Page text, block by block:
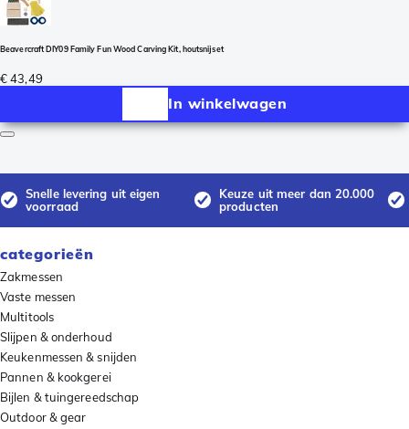
Beavercraft DIY09 Family Fun Wood Carving Kit, houtsnijset
€ 43,49
In winkelwagen
Snelle levering uit eigen
voorraad
Keuze uit meer dan 20.000
producten
categorieën
Zakmessen
Vaste messen
Multitools
Slijpen & onderhoud
Keukenmessen & snijden
Pannen & kookgerei
Bijlen & tuingereedschap
Outdoor & gear